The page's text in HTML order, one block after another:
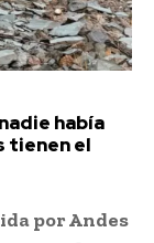
había
tienen el
por Andes